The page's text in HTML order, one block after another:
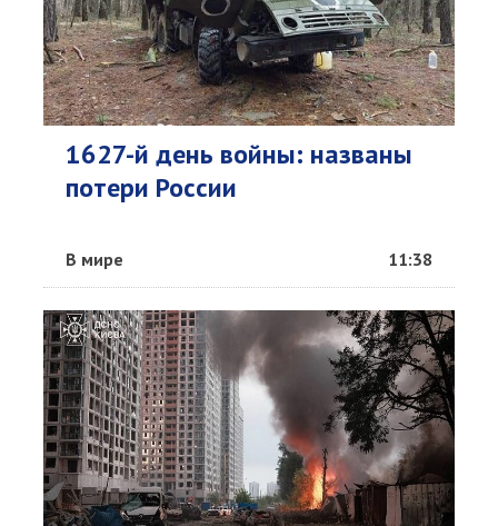
1627-й день войны: названы
потери России
В мире 11:38